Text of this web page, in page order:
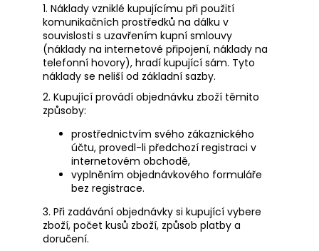
1. Náklady vzniklé kupujícímu při použití
komunikačních prostředků na dálku v
souvislosti s uzavřením kupní smlouvy
(náklady na internetové připojení, náklady na
telefonní hovory), hradí kupující sám. Tyto
náklady se neliší od základní sazby.
2. Kupující provádí objednávku zboží těmito
způsoby:
prostřednictvím svého zákaznického
účtu, provedl-li předchozí registraci v
internetovém obchodě,
vyplněním objednávkového formuláře
bez registrace.
3. Při zadávání objednávky si kupující vybere
zboží, počet kusů zboží, způsob platby a
doručení.